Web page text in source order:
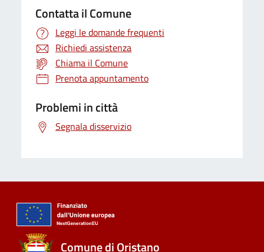
Contatta il Comune
Leggi le domande frequenti
Richiedi assistenza
Chiama il Comune
Prenota appuntamento
Problemi in città
Segnala disservizio
Comune di Oristano